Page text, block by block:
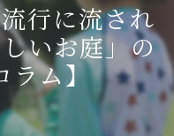
行に流され
いお庭」の
ラム】